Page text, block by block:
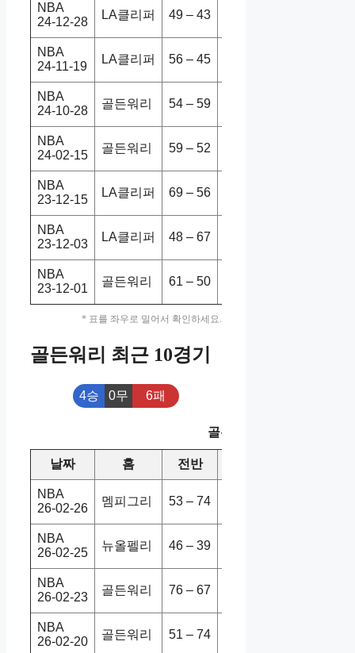
NBA
24-12-28
LA클리퍼 49 – 43
NBA
24-11-19
LA클리퍼 56 – 45
NBA
24-10-28
골든워리 54 – 59
NBA
24-02-15
골든워리 59 – 52
NBA
23-12-15
LA클리퍼 69 – 56
NBA
23-12-03
LA클리퍼 48 – 67
NBA
23-12-01
골든워리 61 – 50
* 표를 좌우로 밀어서 확인하세요.
골든워리 최근 10경기
4승 0무 6패
골든워리 최근 10경기
날짜 홈 전반
NBA
26-02-26
멤피그리 53 – 74
NBA
26-02-25
뉴올펠리 46 – 39
NBA
26-02-23
골든워리 76 – 67
NBA
26-02-20
골든워리 51 – 74